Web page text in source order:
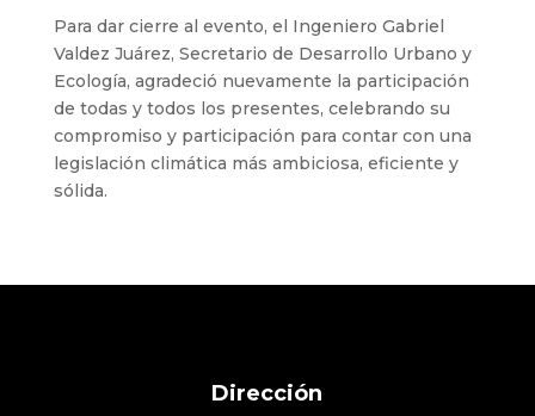
Para dar cierre al evento, el Ingeniero Gabriel
Valdez Juárez, Secretario de Desarrollo Urbano y
Ecología, agradeció nuevamente la participación
de todas y todos los presentes, celebrando su
compromiso y participación para contar con una
legislación climática más ambiciosa, eficiente y
sólida.
Dirección